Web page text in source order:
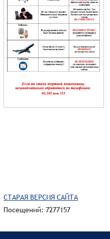
СТАРАЯ ВЕРСИЯ САЙТА
Посещений: 7277157